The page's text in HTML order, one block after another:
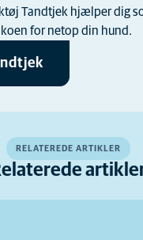
Tandtjek hjælper dig
for netop din hund.
RELATEREDE ARTIKLER